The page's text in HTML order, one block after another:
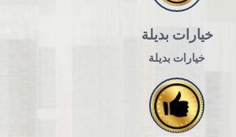
خيارات بديلة
خيارات بديلة